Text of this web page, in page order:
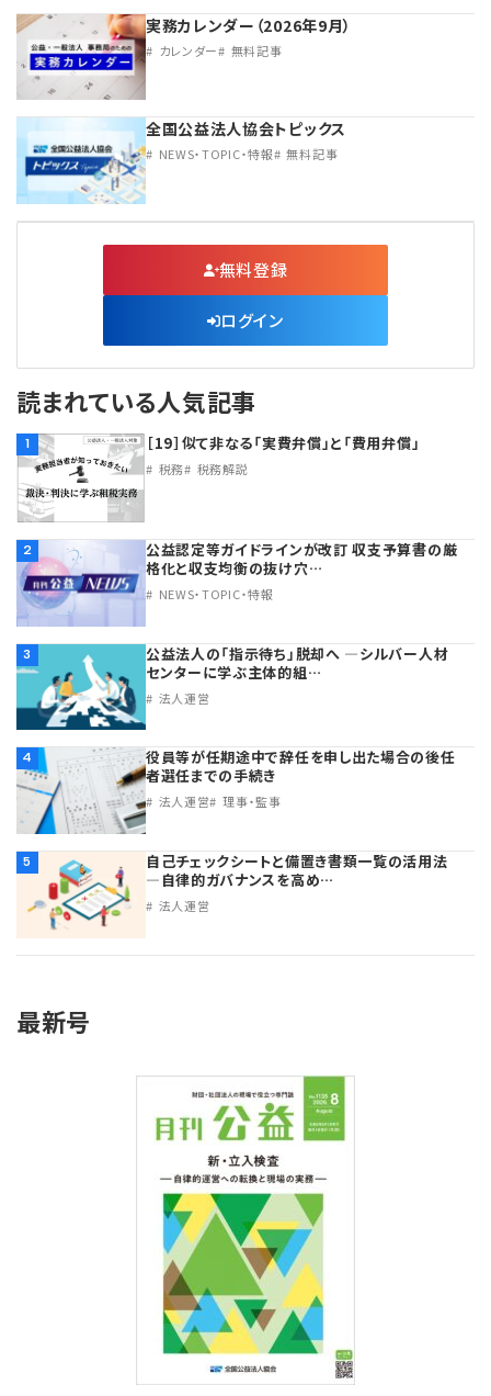
実務カレンダー（2026年9月）
カレンダー 無料記事
全国公益法人協会トピックス
NEWS・TOPIC・特報 無料記事
無料登録
ログイン
読まれている人気記事
1 ［19］似て非なる「実費弁償」と「費用弁償」
税務 税務解説
2
公益認定等ガイドラインが改訂 収支予算書の厳
格化と収支均衡の抜け穴…
NEWS・TOPIC・特報
3
公益法人の「指示待ち」脱却へ ―シルバー人材
センターに学ぶ主体的組…
法人運営
4
役員等が任期途中で辞任を申し出た場合の後任
者選任までの手続き
法人運営 理事・監事
5
自己チェックシートと備置き書類一覧の活用法
―自律的ガバナンスを高め…
法人運営
最新号